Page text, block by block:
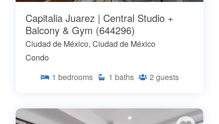
Capitalia Juarez | Central Studio +
Balcony & Gym (644296)
Ciudad de México, Ciudad de México
Condo
1 bedrooms 1 baths 2 guests